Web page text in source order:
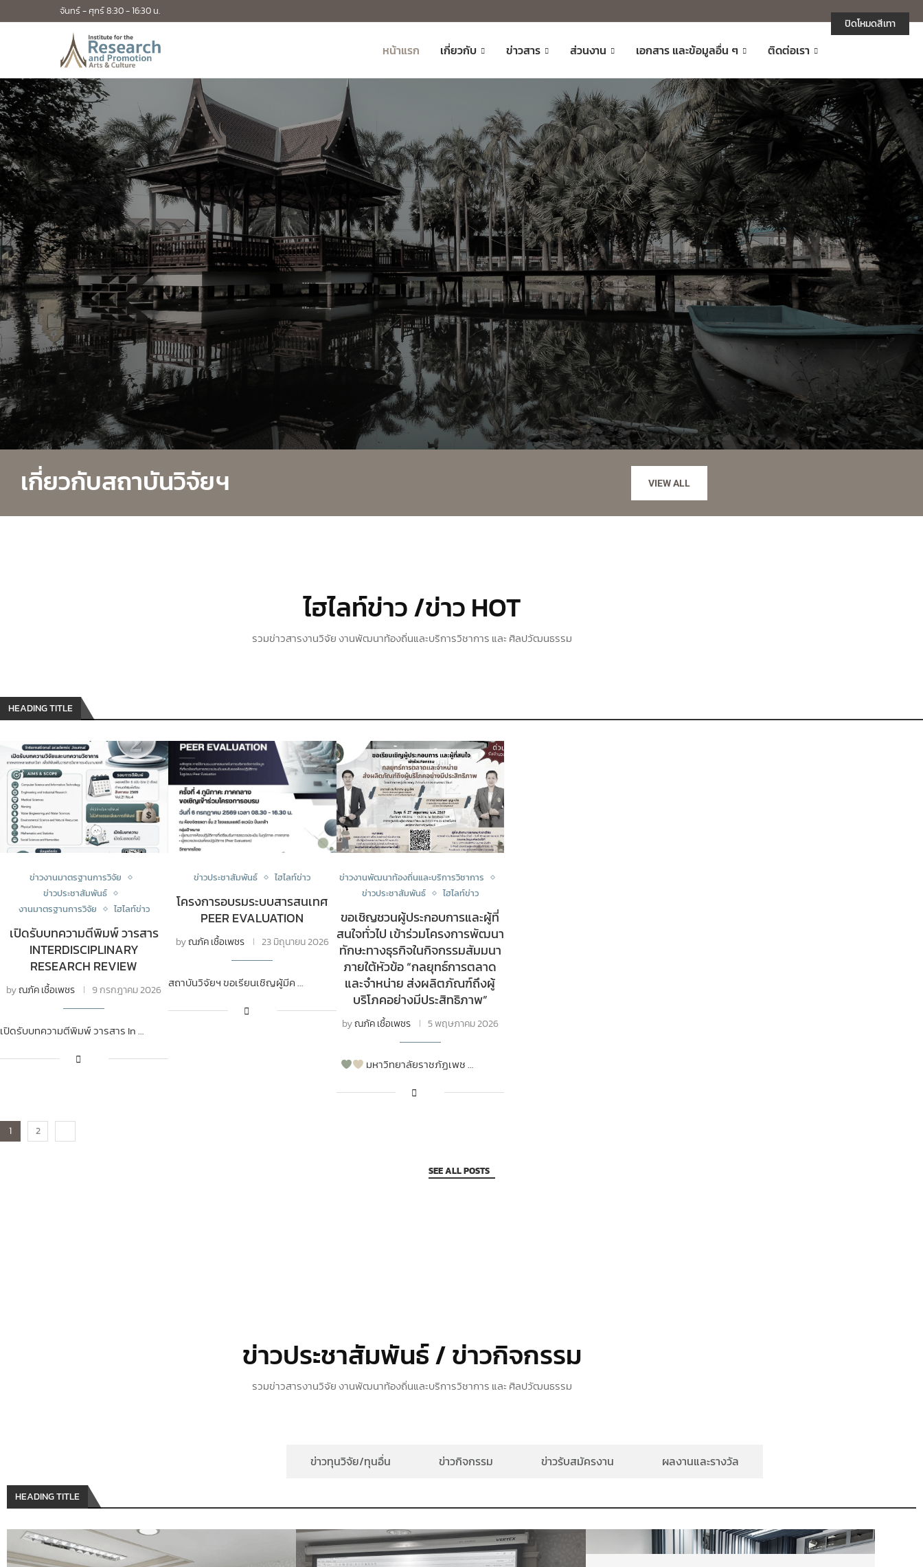
จันทร์ - ศุกร์ 8:30 - 16:30 น.
หน้าแรก เกี่ยวกับ ข่าวสาร ส่วนงาน เอกสาร และข้อมูลอื่น ๆ ติดต่อเรา
เกี่ยวกับสถาบันวิจัยฯ VIEW ALL
ไฮไลท์ข่าว /ข่าว HOT
รวมข่าวสารงานวิจัย งานพัฒนาท้องถิ่นและบริการวิชาการ และ ศิลปวัฒนธรรม
HEADING TITLE
ข่าวงานมาตรฐานการวิจัย
ข่าวประชาสัมพันธ์
งานมาตรฐานการวิจัย
ไฮไลท์ข่าว
เปิดรับบทความตีพิมพ์ วารสาร
INTERDISCIPLINARY
RESEARCH REVIEW
byณภัค เชื้อเพชร 9 กรกฎาคม 2026
เปิดรับบทความตีพิมพ์ วารสาร In …
ข่าวประชาสัมพันธ์ ไฮไลท์ข่าว
โครงการอบรมระบบสารสนเทศ
PEER EVALUATION
byณภัค เชื้อเพชร 23 มิถุนายน 2026
สถาบันวิจัยฯ ขอเรียนเชิญผู้มีค …
ข่าวงานพัฒนาท้องถิ่นและบริการวิชาการ
ข่าวประชาสัมพันธ์
ไฮไลท์ข่าว
ขอเชิญชวนผู้ประกอบการและผู้ที่
สนใจทั่วไป เข้าร่วมโครงการพัฒนา
ทักษะทางธุรกิจในกิจกรรมสัมมนา
ภายใต้หัวข้อ “กลยุทธ์การตลาด
และจำหน่าย ส่งผลิตภัณฑ์ถึงผู้
บริโภคอย่างมีประสิทธิภาพ”
byณภัค เชื้อเพชร 5 พฤษภาคม 2026
มหาวิทยาลัยราชภัฏเพช …
1 2
SEE ALL POSTS
ข่าวประชาสัมพันธ์ / ข่าวกิจกรรม
รวมข่าวสารงานวิจัย งานพัฒนาท้องถิ่นและบริการวิชาการ และ ศิลปวัฒนธรรม
ข่าวทุนวิจัย/ทุนอื่น ข่าวกิจกรรม ข่าวรับสมัครงาน ผลงานและรางวัล
HEADING TITLE
ปิดโหมดสีเทา